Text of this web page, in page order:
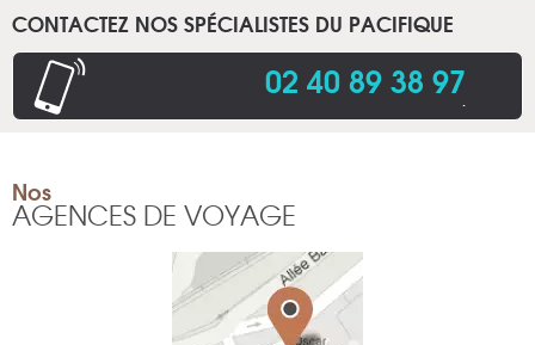
CONTACTEZ NOS SPÉCIALISTES DU PACIFIQUE
02 40 89 38 97.
Nos
AGENCES DE VOYAGE